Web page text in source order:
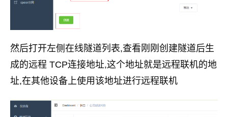
然后打开左侧在线隧道列表,查看刚刚创建隧道后生
成的远程 TCP连接地址,这个地址就是远程联机的地
址,在其他设备上使用该地址进行远程联机